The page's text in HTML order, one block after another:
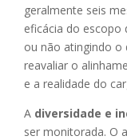
geralmente seis
eficácia do escopo
ou não atingindo o
reavaliar o
e a realidade do
A diversidade e
ser monitorada. O